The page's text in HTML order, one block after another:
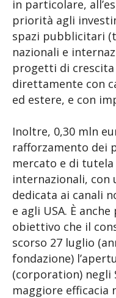
in particolare,
priorità agli
spazi pubblicitari
nazionali e
progetti di
direttamente con
ed estere, e con
Inoltre, 0,30 mln
rafforzamento dei
mercato e di
internazionali, con
dedicata ai canali
e agli USA. È
obiettivo che il
scorso 27 luglio
fondazione)
(corporation) negli
maggiore efficacia